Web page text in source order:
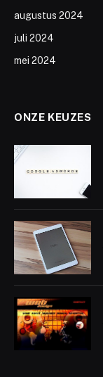
augustus 2024
juli 2024
mei 2024
ONZE KEUZES